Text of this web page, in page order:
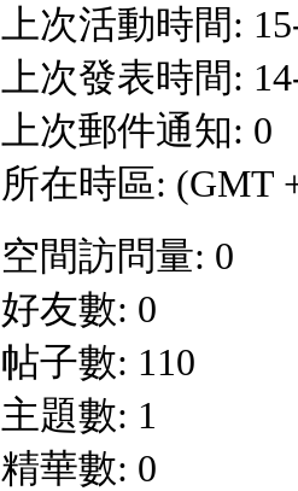
上次活動時間:
上次發表時間:
上次郵件通知: 0
所在時區: (GMT
空間訪問量: 0
好友數: 0
帖子數: 110
主題數: 1
精華數: 0